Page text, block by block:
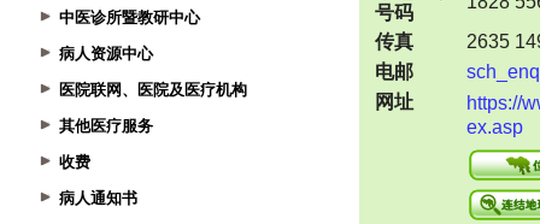
中医诊所暨教研中心
病人资源中心
医院联网、医院及医疗机构
其他医疗服务
收费
病人通知书